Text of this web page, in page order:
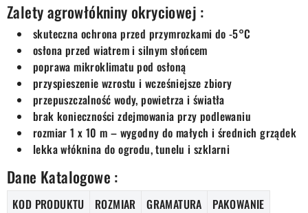
Zalety agrowłókniny okryciowej :
skuteczna ochrona przed przymrozkami do -5°C
osłona przed wiatrem i silnym słońcem
poprawa mikroklimatu pod osłoną
przyspieszenie wzrostu i wcześniejsze zbiory
przepuszczalność wody, powietrza i światła
brak konieczności zdejmowania przy podlewaniu
rozmiar 1 x 10 m – wygodny do małych i średnich grządek
lekka włóknina do ogrodu, tunelu i szklarni
Dane Katalogowe :
KOD PRODUKTU ROZMIAR GRAMATURA
PAKOWANIE